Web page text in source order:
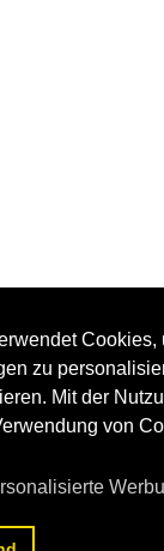
Cookies,
zu
Mit der
von